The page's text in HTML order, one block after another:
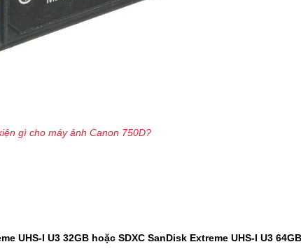
gì cho máy ảnh Canon 750D?
UHS-I U3 32GB hoặc SDXC SanDisk Extreme UHS-I U3 64GB